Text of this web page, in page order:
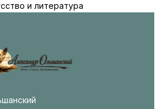
и литература